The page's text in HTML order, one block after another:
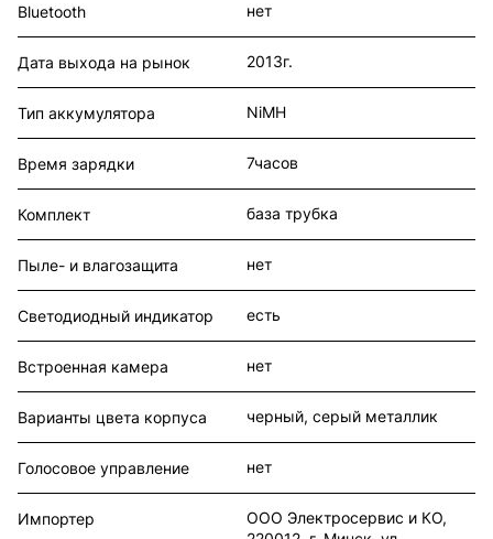
Bluetooth нет
Дата выхода на рынок 2013г.
Тип аккумулятора NiMH
Время зарядки 7часов
Комплект база трубка
Пыле- и влагозащита нет
Светодиодный индикатор есть
Встроенная камера нет
Варианты цвета корпуса черный, серый металлик
Голосовое управление нет
Импортер
ООО Электросервис и КО,